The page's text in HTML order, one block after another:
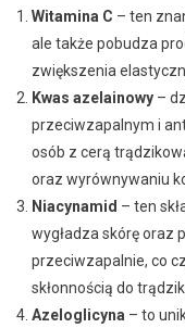
Witamina C – ten
ale także pobudza
zwiększenia
Kwas azelainowy–
przeciwzapalnym i
osób z cerą
oraz wyrównywaniu
Niacynamid – ten
wygładza skórę oraz
przeciwzapalnie, co
skłonnością do
Azeloglicyna – to